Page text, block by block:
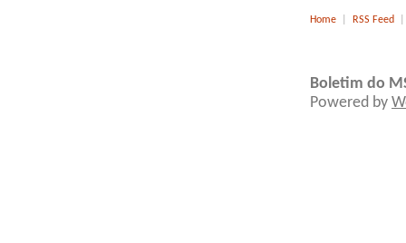
Home RSS Feed
Boletim do
Powered by